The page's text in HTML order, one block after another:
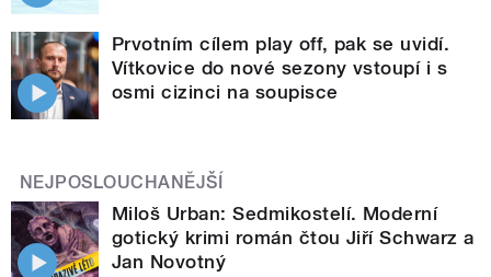
Prvotním cílem play off, pak se uvidí.
Vítkovice do nové sezony vstoupí i s
osmi cizinci na soupisce
NEJPOSLOUCHANĚJŠÍ
Miloš Urban: Sedmikostelí. Moderní
gotický krimi román čtou Jiří Schwarz a
Jan Novotný